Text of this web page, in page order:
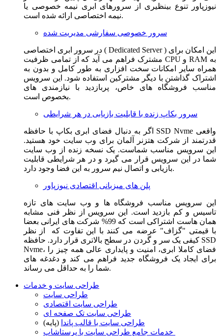
نیوزپاور تنوع بینظیری از سرورهای ابری نیمه خصوصی یا
نیمه اختصاصی ارائه شده است.
سرور خصوصی سفارشی مدیریت شده
در سرور ابری اختصاصی ( Dedicated Server ) این امکان برای
مشترک فراهم می آید که از تمامی ظرفیت CPU و RAM به
همراه سایر امکانات سخت افزاری به طور کامل و بدون به
اشتراک گذاشتن با دیگر مشترکین استفاده شود. این سرویس
مناسب فروشگاه های خاص، پربازدید با نیازمندی های
بخصوص است.
سرور بکاپ زنده با قابلیت بازیابی در هر شرایطی
اگر به دنبال فضای ابری بکاپ با حافظه SSD Nvme واقعی
قدرتمند از شرکت هتزنر آلمان برای وب سایت خود هستید.
این سرویس مناسب شماست. یک نسخه زنده از وب سایت
شما در این سرویس قرار می گیرد و در هر شرایطی قابلیت
بازیابی و اتصال نیم سرور به این فضا وجود دارد.
پلن های میزبانی اقتصادی نیوزپاور
این سرویس مناسب فروشگاه ها و وب سایت های تازه
تاسیس و کم بازدید است. این سرویس از نظر فنی مشابه
همان هاست اشتراکی است که 99% شرکت های ایرانی بعضا
با قیمتی "گزاف" عرضه می کنند با این تفاوت که از نظر
کیفی یک سر و گردن در سطح بالاتری قرار دارد. حافظه SSD
Nvme، فضای کاملا ابری، امنیت و پایداری عالی همه چیز را
برای ایجاد یک فروشگاه جدید فراهم می کند و دغدغه های
شما را به حداقل می رساند.
طراحی سایت و خدمات
طراحی سایت
طراحی سایت اقتصادی
طراحی سایت تک صفحه ای
طراحی سایت با قالب پاندا (پایه)